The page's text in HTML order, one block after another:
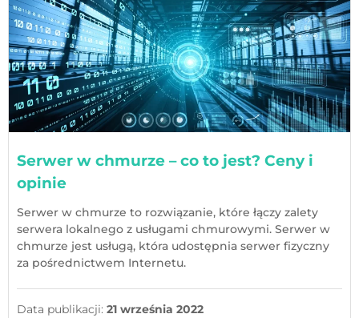
Serwer w chmurze – co to jest? Ceny i
opinie
Serwer w chmurze to rozwiązanie, które łączy zalety
serwera lokalnego z usługami chmurowymi. Serwer w
chmurze jest usługą, która udostępnia serwer fizyczny
za pośrednictwem Internetu.
Data publikacji: 21 września 2022